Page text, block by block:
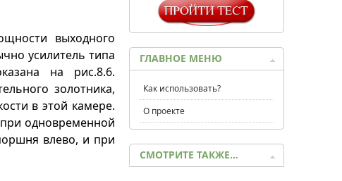
выходного
усилитель типа
на рис.8.6.
золотника,
в этой камере.
одновременной
влево, и при
ГЛАВНОЕ МЕНЮ
Как использовать?
О проекте
СМОТРИТЕ ТАКЖЕ…